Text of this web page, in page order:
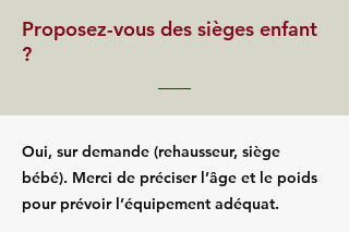
Proposez-vous des sièges enfant
?
Oui, sur demande (rehausseur, siège
bébé). Merci de préciser l’âge et le poids
pour prévoir l’équipement adéquat.